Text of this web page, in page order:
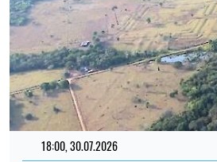
18:00, 30.07.2026